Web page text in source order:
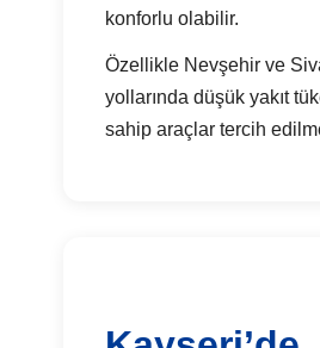
konforlu olabilir.
Özellikle Nevşehir ve
yollarında düşük yakıt
sahip araçlar tercih